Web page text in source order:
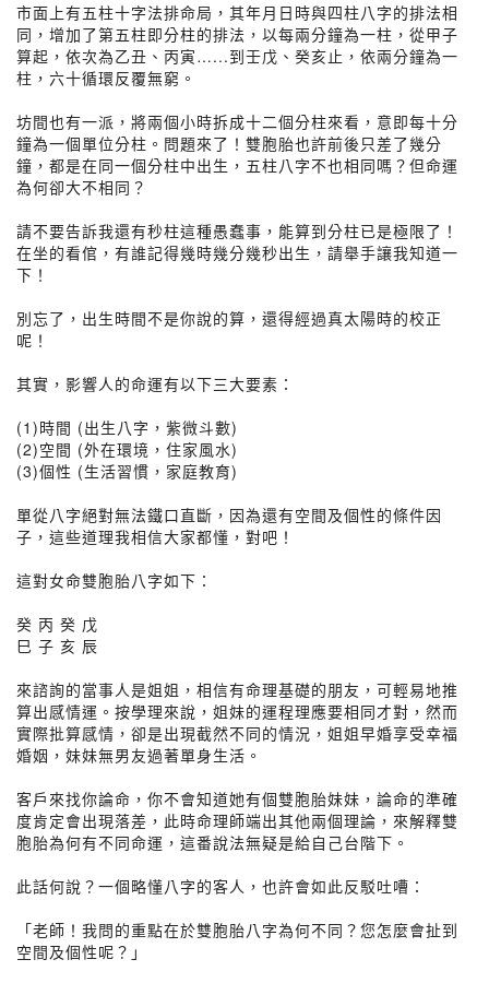
市面上有五柱十字法排命局，其年月日時與四柱八字的排法相
同，增加了第五柱即分柱的排法，以每兩分鐘為一柱，從甲子
算起，依次為乙丑、丙寅…...到壬戊、癸亥止，依兩分鐘為一
柱，六十循環反覆無窮。
坊間也有一派，將兩個小時拆成十二個分柱來看，意即每十分
鐘為一個單位分柱。問題來了！雙胞胎也許前後只差了幾分
鐘，都是在同一個分柱中出生，五柱八字不也相同嗎？但命運
為何卻大不相同？
請不要告訴我還有秒柱這種愚蠢事，能算到分柱已是極限了！
在坐的看倌，有誰記得幾時幾分幾秒出生，請舉手讓我知道一
下！
別忘了，出生時間不是你說的算，還得經過真太陽時的校正
呢！
其實，影響人的命運有以下三大要素：
(1)時間 (出生八字，紫微斗數)
(2)空間 (外在環境，住家風水)
(3)個性 (生活習慣，家庭教育)
單從八字絕對無法鐵口直斷，因為還有空間及個性的條件因
子，這些道理我相信大家都懂，對吧！
這對女命雙胞胎八字如下：
癸 丙 癸 戊
巳 子 亥 辰
來諮詢的當事人是姐姐，相信有命理基礎的朋友，可輕易地推
算出感情運。按學理來說，姐妹的運程理應要相同才對，然而
實際批算感情，卻是出現截然不同的情況，姐姐早婚享受幸福
婚姻，妹妹無男友過著單身生活。
客戶來找你論命，你不會知道她有個雙胞胎妹妹，論命的準確
度肯定會出現落差，此時命理師端出其他兩個理論，來解釋雙
胞胎為何有不同命運，這番說法無疑是給自己台階下。
此話何說？一個略懂八字的客人，也許會如此反駁吐嘈：
「老師！我問的重點在於雙胞胎八字為何不同？您怎麼會扯到
空間及個性呢？」